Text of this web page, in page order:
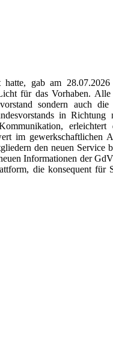
hatte, gab am
für das Vorhaben. Alle
sondern auch die
in Richtung
erleichtert
im gewerkschaftlichen
den neuen Service
Informationen der
die konsequent für